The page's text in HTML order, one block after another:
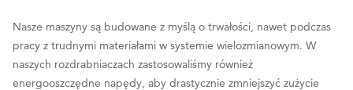
Nasze maszyny są budowane z myślą o trwałości, nawet podczas
pracy z trudnymi materiałami w systemie wielozmianowym. W
naszych rozdrabniaczach zastosowaliśmy również
energooszczędne napędy, aby drastycznie zmniejszyć zużycie